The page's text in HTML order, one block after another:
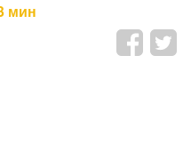
мин